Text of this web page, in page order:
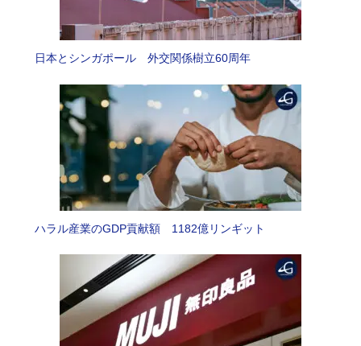
日本とシンガポール 外交関係樹立60周年
ハラル産業のGDP貢献額 1182億リンギット